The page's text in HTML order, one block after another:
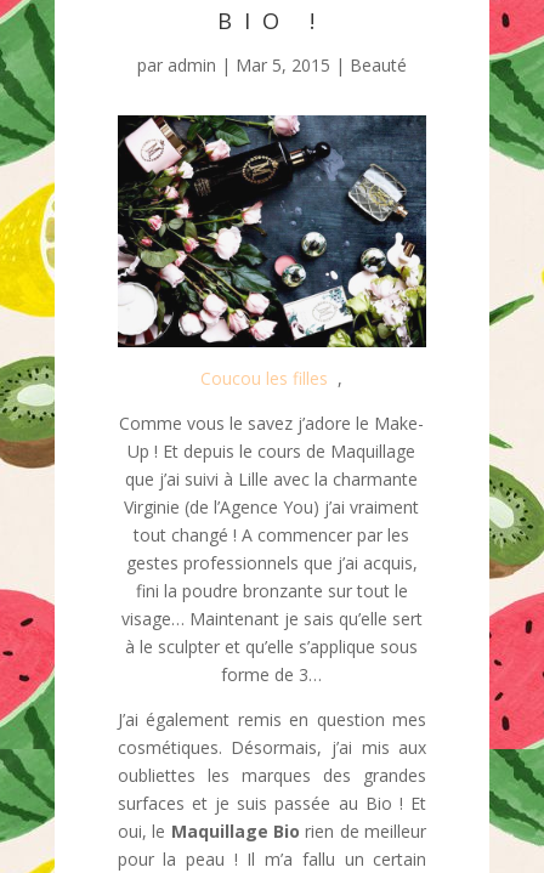
BIO !
par admin | Mar 5, 2015 | Beauté
Coucou les filles ,
Comme vous le savez j’adore le Make-
Up ! Et depuis le cours de Maquillage
que j’ai suivi à Lille avec la charmante
Virginie (de l’Agence You) j’ai vraiment
tout changé ! A commencer par les
gestes professionnels que j’ai acquis,
fini la poudre bronzante sur tout le
visage… Maintenant je sais qu’elle sert
à le sculpter et qu’elle s’applique sous
forme de 3…
J’ai également remis en question mes
cosmétiques. Désormais, j’ai mis aux
oubliettes les marques des grandes
surfaces et je suis passée au Bio ! Et
oui, le Maquillage Bio rien de meilleur
pour la peau ! Il m’a fallu un certain